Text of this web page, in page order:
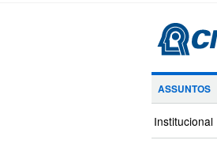
ASSUNTOS
Institucional